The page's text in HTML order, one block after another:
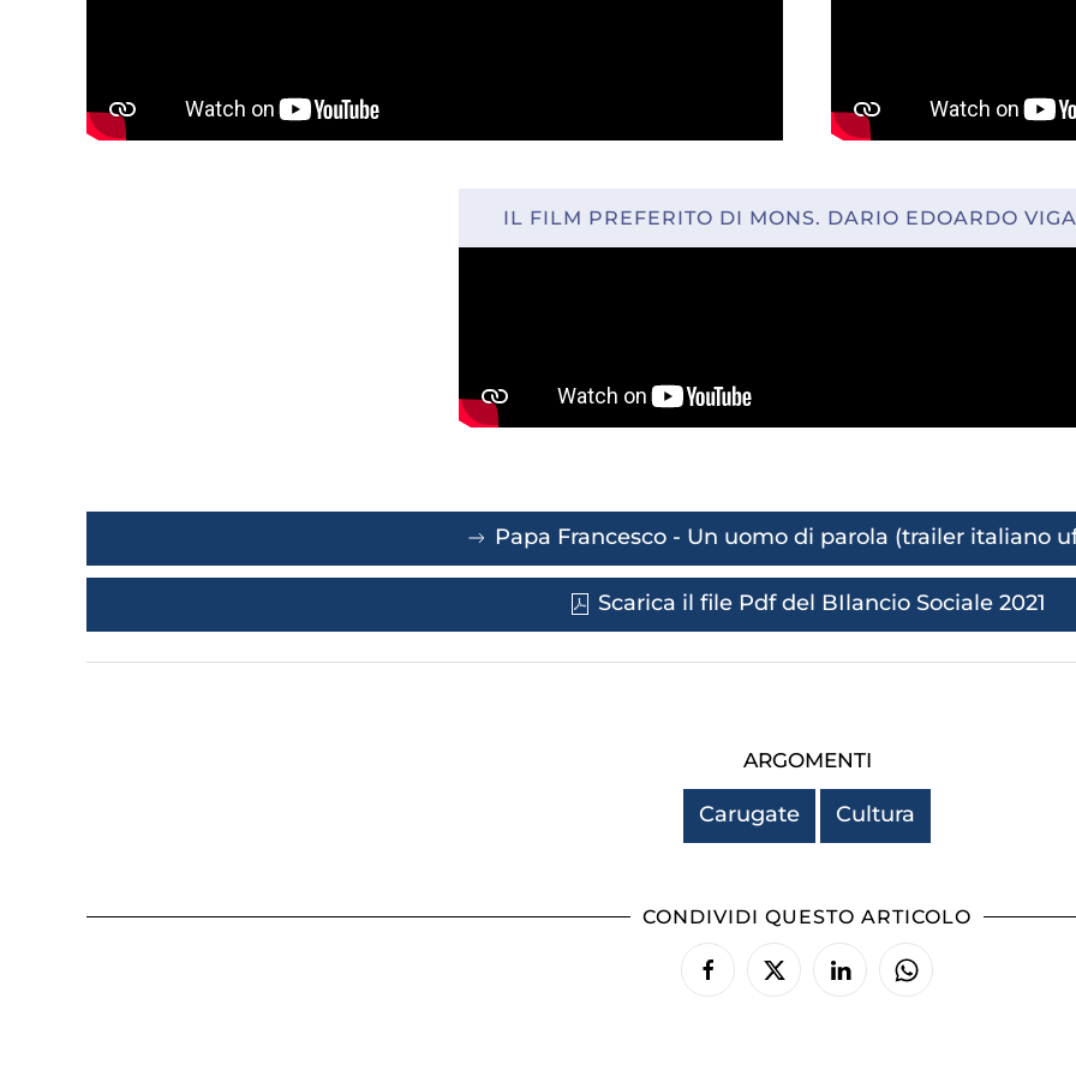
IL FILM PREFERITO DI MONS. DARIO EDOARDO
Papa Francesco - Un uomo di parola (trailer italiano
Scarica il file Pdf del BIlancio Sociale 2021
ARGOMENTI
Carugate Cultura
CONDIVIDI QUESTO ARTICOLO